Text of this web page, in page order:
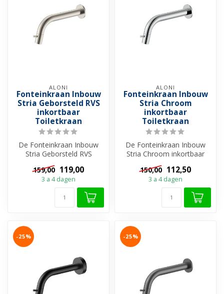
ALONI
Fonteinkraan Inbouw
Stria Geborsteld RVS
inkortbaar
Toiletkraan
De Fonteinkraan Inbouw
Stria Geborsteld RVS
inkortbaar van Aloni is dé
keuze vo...
159,00 119,00
3 a 4 dagen
ALONI
Fonteinkraan Inbouw
Stria Chroom
inkortbaar
Toiletkraan
De Fonteinkraan Inbouw
Stria Chroom inkortbaar
van Aloni is dé keuze voor
een lu...
150,00 112,50
3 a 4 dagen
-25% -25%